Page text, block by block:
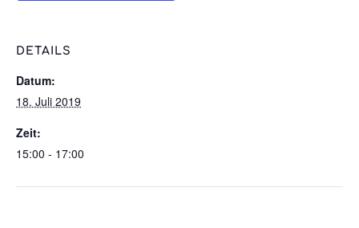
DETAILS
Datum:
18. Juli 2019
Zeit:
15:00 - 17:00